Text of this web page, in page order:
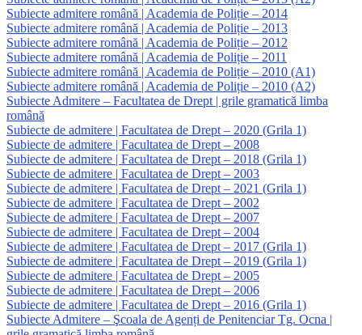
Subiecte admitere română | Academia de Poliție – 2014
Subiecte admitere română | Academia de Poliție – 2013
Subiecte admitere română | Academia de Poliție – 2012
Subiecte admitere română | Academia de Poliție – 2011
Subiecte admitere română | Academia de Poliție – 2010 (A1)
Subiecte admitere română | Academia de Poliție – 2010 (A2)
Subiecte Admitere – Facultatea de Drept | grile gramatică limba
română
Subiecte de admitere | Facultatea de Drept – 2020 (Grila 1)
Subiecte de admitere | Facultatea de Drept – 2008
Subiecte de admitere | Facultatea de Drept – 2018 (Grila 1)
Subiecte de admitere | Facultatea de Drept – 2003
Subiecte de admitere | Facultatea de Drept – 2021 (Grila 1)
Subiecte de admitere | Facultatea de Drept – 2002
Subiecte de admitere | Facultatea de Drept – 2007
Subiecte de admitere | Facultatea de Drept – 2004
Subiecte de admitere | Facultatea de Drept – 2017 (Grila 1)
Subiecte de admitere | Facultatea de Drept – 2019 (Grila 1)
Subiecte de admitere | Facultatea de Drept – 2005
Subiecte de admitere | Facultatea de Drept – 2006
Subiecte de admitere | Facultatea de Drept – 2016 (Grila 1)
Subiecte Admitere – Şcoala de Agenți de Penitenciar Tg. Ocna |